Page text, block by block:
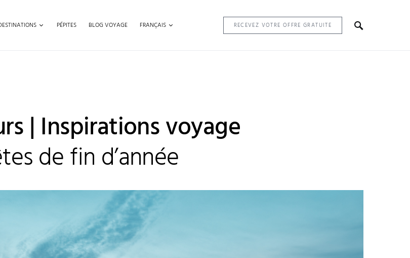
PÉPITES BLOG VOYAGE FRANÇAIS RECEVEZ VOTRE OFFRE GRATUITE
| Inspirations voyage
de fin d’année